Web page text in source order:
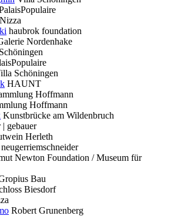
Nizza
haubrok foundation
Nordenhake
Schöningen
HAUNT
Hoffmann
Hoffmann
Kunstbrücke am Wildenbruch
| gebauer
Herleth
neugerriemschneider
Newton Foundation / Museum für
Bau
Biesdorf
Robert Grunenberg